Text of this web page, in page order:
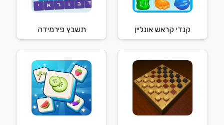
קנדי קראש אונליין תשבץ פירמידה